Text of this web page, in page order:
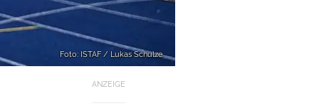
Foto: ISTAF / Lukas Schulze
ANZEIGE